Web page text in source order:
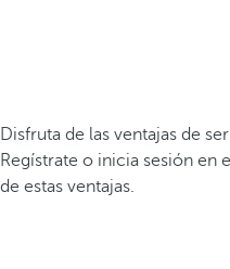
Disfruta de las ventajas de
Regístrate o inicia sesión en
de estas ventajas.